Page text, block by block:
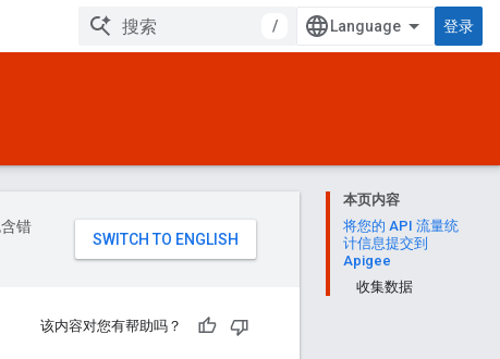
/ 登录
本页内容
将您的 API 流量统
计信息提交到
Apigee
收集数据
错
该内容对您有帮助吗？